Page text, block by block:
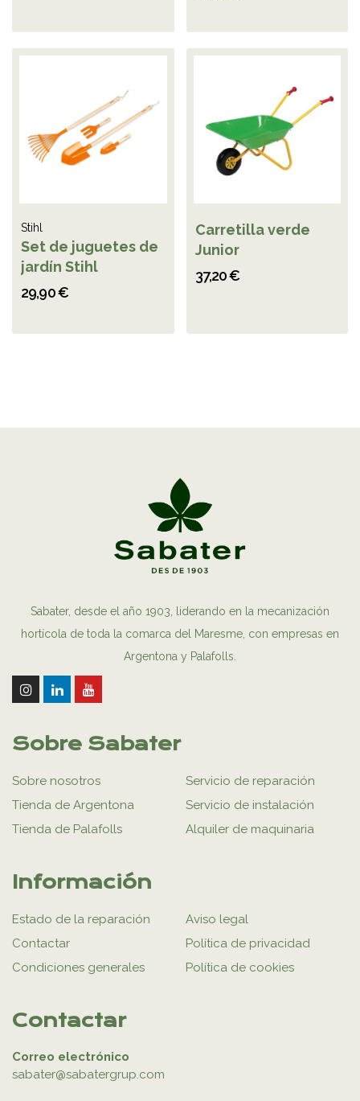
Stihl
Set de juguetes de
jardín Stihl
29,90 €
Carretilla verde
Junior
37,20 €
Sabater, desde el año 1903, liderando en la mecanización
hortícola de toda la comarca del Maresme, con empresas en
Argentona y Palafolls.
Sobre Sabater
Sobre nosotros
Tienda de Argentona
Tienda de Palafolls
Servicio de reparación
Servicio de instalación
Alquiler de maquinaria
Información
Estado de la reparación
Contactar
Condiciones generales
Aviso legal
Política de privacidad
Política de cookies
Contactar
Correo electrónico
sabater@sabatergrup.com